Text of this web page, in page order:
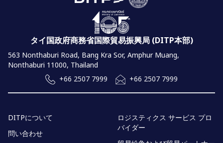
タイ国政府商務省国際貿易振興局 (DITP本部)
563 Nonthaburi Road, Bang Kra Sor, Amphur Muang,
Nonthaburi 11000, Thailand
+66 2507 7999
+66 2507 7999
DITPについて
問い合わせ
ロジスティクス サービス プロ
バイダー